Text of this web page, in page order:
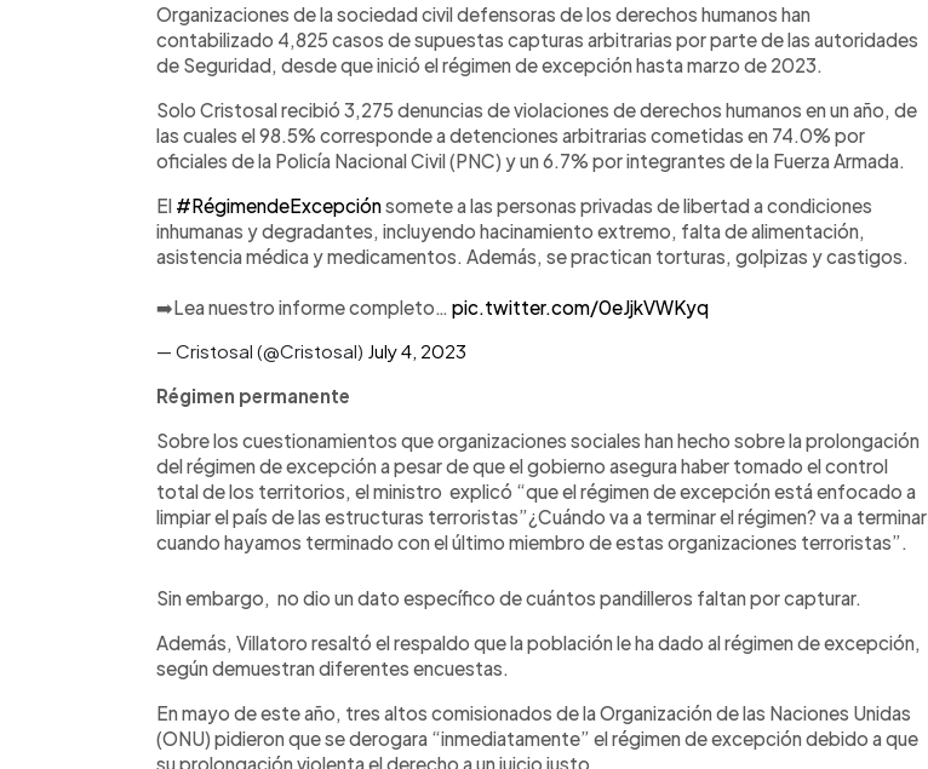
Organizaciones de la sociedad civil defensoras de los derechos humanos han
contabilizado 4,825 casos de supuestas capturas arbitrarias por parte de las autoridades
de Seguridad, desde que inició el régimen de excepción hasta marzo de 2023.
Solo Cristosal recibió 3,275 denuncias de violaciones de derechos humanos en un año, de
las cuales el 98.5% corresponde a detenciones arbitrarias cometidas en 74.0% por
oficiales de la Policía Nacional Civil (PNC) y un 6.7% por integrantes de la Fuerza Armada.
El #RégimendeExcepciónsomete a las personas privadas de libertad a condiciones
inhumanas y degradantes, incluyendo hacinamiento extremo, falta de alimentación,
asistencia médica y medicamentos. Además, se practican torturas, golpizas y castigos.
➡️Lea nuestro informe completo… pic.twitter.com/0eJjkVWKyq
— Cristosal (@Cristosal) July 4, 2023
Régimen permanente
Sobre los cuestionamientos que organizaciones sociales han hecho sobre la prolongación
del régimen de excepción a pesar de que el gobierno asegura haber tomado el control
total de los territorios, el ministro explicó “que el régimen de excepción está enfocado a
limpiar el país de las estructuras terroristas”¿Cuándo va a terminar el régimen? va a terminar
cuando hayamos terminado con el último miembro de estas organizaciones terroristas”.
Sin embargo, no dio un dato específico de cuántos pandilleros faltan por capturar.
Además, Villatoro resaltó el respaldo que la población le ha dado al régimen de excepción,
según demuestran diferentes encuestas.
En mayo de este año, tres altos comisionados de la Organización de las Naciones Unidas
(ONU) pidieron que se derogara “inmediatamente” el régimen de excepción debido a que
su prolongación violenta el derecho a un juicio justo.